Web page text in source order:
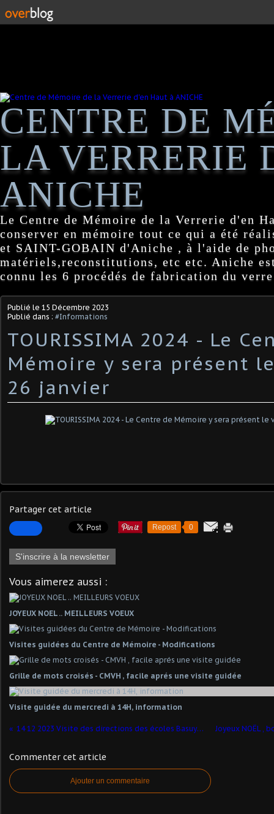
CENTRE DE
LA VERRERIE
ANICHE
Le Centre de Mémoire de la Verrerie d'en
conserver en mémoire tout ce qui a été
et SAINT-GOBAIN d'Aniche , à l'aide de
matériels,reconstitutions, etc etc. Aniche
connu les 6 procédés de fabrication du
Publié le 15 Décembre 2023
Publié dans : #Informations
TOURISSIMA 2024 - Le
Mémoire y sera présent
26 janvier
Partager cet article
Repost 0
S'inscrire à la newsletter
Vous aimerez aussi :
JOYEUX NOEL .. MEILLEURS VOEUX
Visites guidées du Centre de Mémoire - Modifications
Grille de mots croisés - CMVH , facile aprés une visite guidée
Visite guidée du mercredi à 14H, information
14 12 2023 Visite des directions des écoles Basuyaux et Quévy, et leurs collègues Estoniennes
Commenter cet article
Ajouter un commentaire